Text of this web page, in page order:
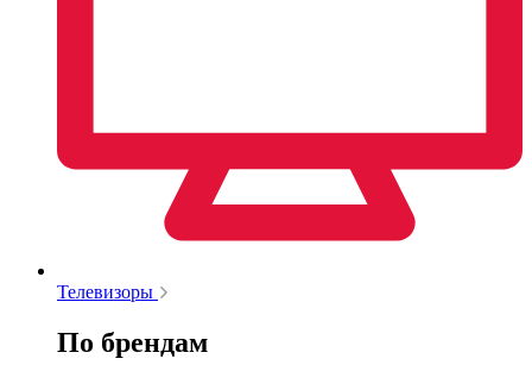
Телевизоры
По брендам